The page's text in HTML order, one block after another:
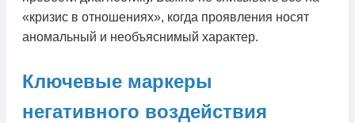
«кризис в отношениях», когда проявления носят
аномальный и необъяснимый характер.
Ключевые маркеры
негативного воздействия